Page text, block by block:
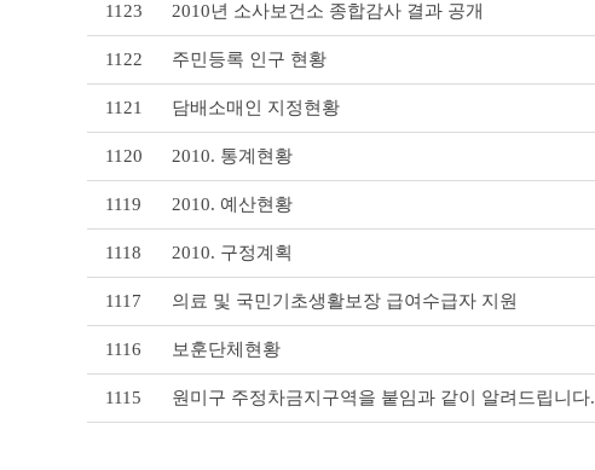
리
트
이
1123 2010년 소사보건소 종합감사 결과 공개
1122 주민등록 인구 현황
1121 담배소매인 지정현황
1120 2010. 통계현황
1119 2010. 예산현황
1118 2010. 구정계획
1117 의료 및 국민기초생활보장 급여수급자 지원
1116 보훈단체현황
1115 원미구 주정차금지구역을 붙임과 같이 알려드립니다.